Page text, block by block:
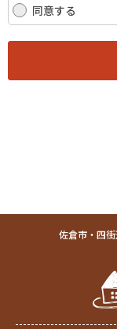
す。
(2) お客さま情報の取
ます。また、取引先等
(5) 保有するお客さま
具体的には、以下の
３．お客様の情報の利
当社は、不動産につ
り、各種の申込みの
等の機会に、当社が
客さまの個人情報（
号等）を取得いたし
いただきます。
同意する
佐倉市・四